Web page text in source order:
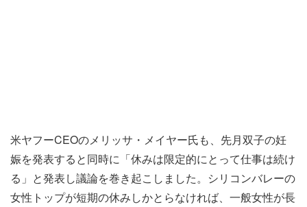
米ヤフーCEOのメリッサ・メイヤー氏も、先月双子の妊
娠を発表すると同時に「休みは限定的にとって仕事は続け
る」と発表し議論を巻き起こしました。シリコンバレーの
女性トップが短期の休みしかとらなければ、一般女性が長